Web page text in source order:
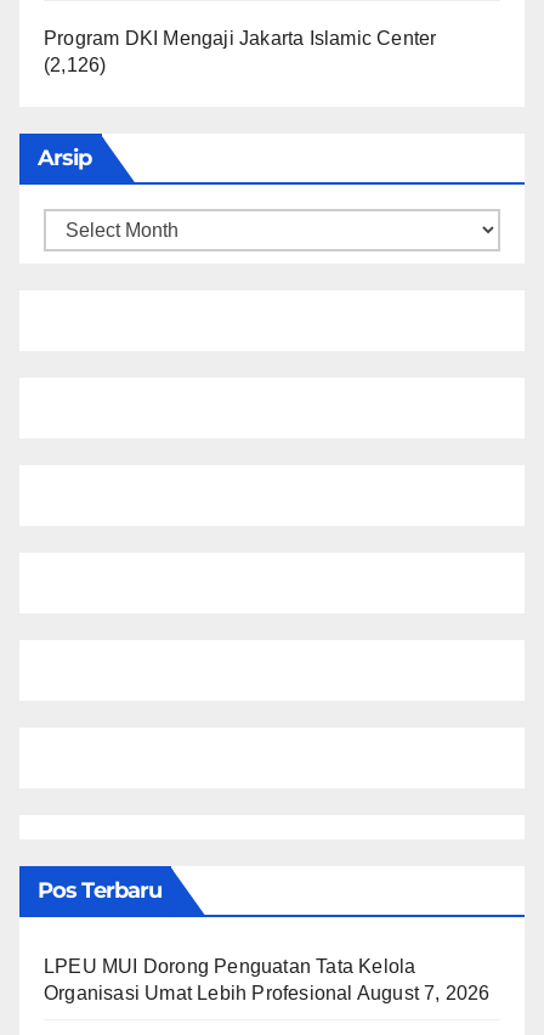
Program DKI Mengaji Jakarta Islamic Center
(2,126)
Arsip
Arsip
Pos Terbaru
LPEU MUI Dorong Penguatan Tata Kelola
Organisasi Umat Lebih Profesional August 7, 2026